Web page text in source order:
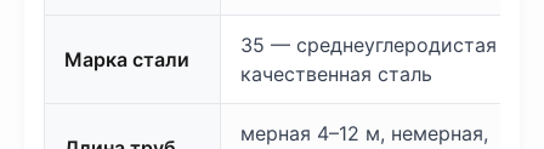
Марка стали
35 — среднеуглеродистая
качественная сталь
мерная 4–12 м, немерная,